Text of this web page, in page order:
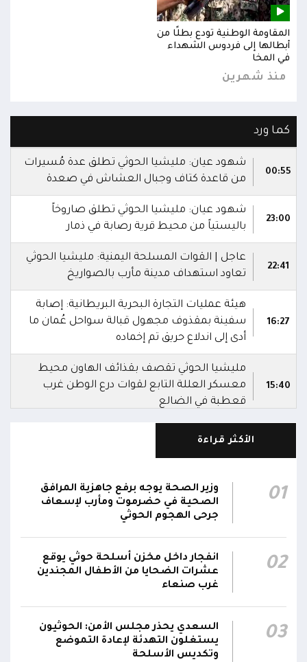
المقاومة الوطنية تودع بطلًا من
أبطالها إلى فردوس الشهداء
في المخا
منذ شهرين
كما ورد
00:55
شهود عيان: مليشيا الحوثي تطلق عدة مُسيرات
من قاعدة كتاف وجبال العشاش في صعدة
23:00
شهود عيان: مليشيا الحوثي تطلق صاروخاً
باليستياً من محيط قرية رصابة في ذمار
22:41
عاجل | القوات المسلحة اليمنية: مليشيا الحوثي
تعاود استهداف مدينة مأرب بالصواريخ
16:27
هيئة عمليات التجارة البحرية البريطانية: إصابة
سفينة بمقذوف مجهول قبالة سواحل عُمان ما
أدى إلى اندلاع حريق تم إخماده
15:40
مليشيا الحوثي تقصف بقذائف الهاون محيط
معسكر العللة التابع لقوات درع الوطن غرب
قعطبة في الضالع
مليشيا الحوثي تقصف أحياء سكنية غرب قعطبة
15:35
قصف حوثي عشوائي بالسلاح الثقيل يستهدف
مناطق مآهولة بقرى المعزوب والعبارى في
محافظة الضالع
12:22
والجيش يقصف مواقع حوثية ويتصدى للمسيرات
الأكثر قراءة
01
وزير الصحة يوجه برفع جاهزية المرافق
الصحية في حضرموت ومأرب لإسعاف
جرحى الهجوم الحوثي
02
انفجار داخل مخزن أسلحة حوثي يوقع
عشرات الضحايا من الأطفال المجندين
غرب صنعاء
03
السعدي يحذر مجلس الأمن: الحوثيون
يستغلون التهدئة لإعادة التموضع
وتكديس الأسلحة